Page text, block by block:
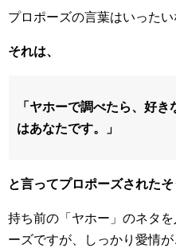
プロポーズの言葉はいった
それは、
「ヤホーで調べたら、好
はあなたです。」
と言ってプロポーズされた
持ち前の「ヤホー」のネタ
ーズですが、しっかり愛情